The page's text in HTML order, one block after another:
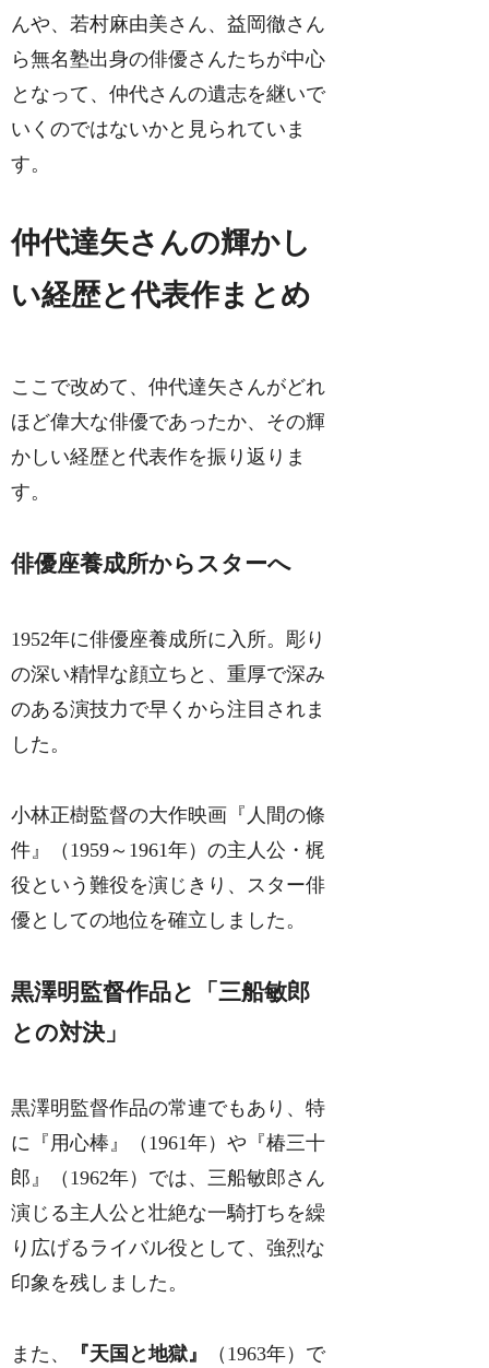
んや、若村麻由美さん、益岡徹さん
ら無名塾出身の俳優さんたちが中心
となって、仲代さんの遺志を継いで
いくのではないかと見られていま
す。
仲代達矢さんの輝かし
い経歴と代表作まとめ
ここで改めて、仲代達矢さんがどれ
ほど偉大な俳優であったか、その輝
かしい経歴と代表作を振り返りま
す。
俳優座養成所からスターへ
1952年に俳優座養成所に入所。彫り
の深い精悍な顔立ちと、重厚で深み
のある演技力で早くから注目されま
した。
小林正樹監督の大作映画『人間の條
件』（1959～1961年）の主人公・梶
役という難役を演じきり、スター俳
優としての地位を確立しました。
黒澤明監督作品と「三船敏郎
との対決」
黒澤明監督作品の常連でもあり、特
に『用心棒』（1961年）や『椿三十
郎』（1962年）では、三船敏郎さん
演じる主人公と壮絶な一騎打ちを繰
り広げるライバル役として、強烈な
印象を残しました。
また、 『天国と地獄』
（1963年）で